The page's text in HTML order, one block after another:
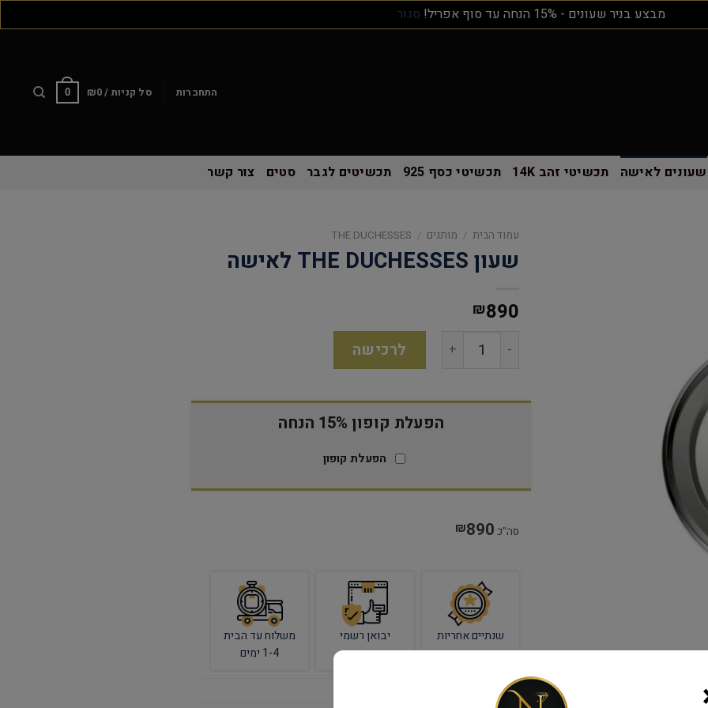
מבצע בניר שעונים - 15% הנחה עד סוף אפריל! סגור
התחברות סל קניות / ₪0
0
שעונים לאישה תכשיטי זהב 14K תכשיטי כסף 925 תכשיטים לגבר סטים צור קשר
עמוד הבית / מותגים /
THE DUCHESSES
שעון THE DUCHESSES לאישה
₪890
לרכישה
הפעלת קופון 15% הנחה
הפעלת קופון
סה"כ ₪890
שנתיים אחריות יבואן רשמי
משלוח עד הבית
1-4 ימים
מק"ט: